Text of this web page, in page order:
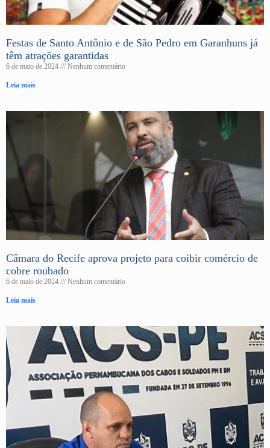
Festas de Santo Antônio e de São Pedro em Garanhuns já
têm atrações garantidas
6 de maio de 2024 Nenhum comentário
Leia mais
Câmara do Recife aprova projeto para coibir comércio de
cobre roubado
6 de maio de 2024 Nenhum comentário
Leia mais